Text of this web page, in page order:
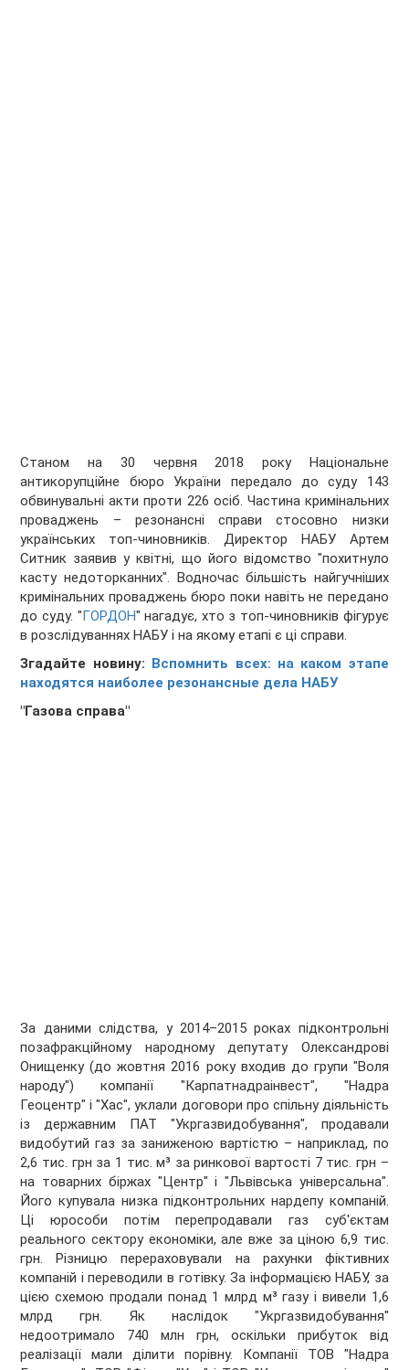
Станом на 30 червня 2018 року Національне
антикорупційне бюро України передало до суду 143
обвинувальні акти проти 226 осіб. Частина кримінальних
проваджень – резонансні справи стосовно низки
українських топ-чиновників. Директор НАБУ Артем
Ситник заявив у квітні, що його відомство "похитнуло
касту недоторканних". Водночас більшість найгучніших
кримінальних проваджень бюро поки навіть не передано
до суду. "ГОРДОН" нагадує, хто з топ-чиновників фігурує
в розслідуваннях НАБУ і на якому етапі є ці справи.
Згадайте новину: Вспомнить всех: на каком этапе
находятся наиболее резонансные дела НАБУ
"Газова справа"
За даними слідства, у 2014–2015 роках підконтрольні
позафракційному народному депутату Олександрові
Онищенку (до жовтня 2016 року входив до групи "Воля
народу") компанії "Карпатнадраінвест", "Надра
Геоцентр" і "Хас", уклали договори про спільну діяльність
із державним ПАТ "Укргазвидобування", продавали
видобутий газ за заниженою вартістю – наприклад, по
2,6 тис. грн за 1 тис. м³ за ринкової вартості 7 тис. грн –
на товарних біржах "Центр" і "Львівська універсальна".
Його купувала низка підконтрольних нардепу компаній.
Ці юрособи потім перепродавали газ суб'єктам
реального сектору економіки, але вже за ціною 6,9 тис.
грн. Різницю перераховували на рахунки фіктивних
компаній і переводили в готівку. За інформацією НАБУ, за
цією схемою продали понад 1 млрд м³ газу і вивели 1,6
млрд грн. Як наслідок "Укргазвидобування"
недоотримало 740 млн грн, оскільки прибуток від
реалізації мали ділити порівну. Компанії ТОВ "Надра